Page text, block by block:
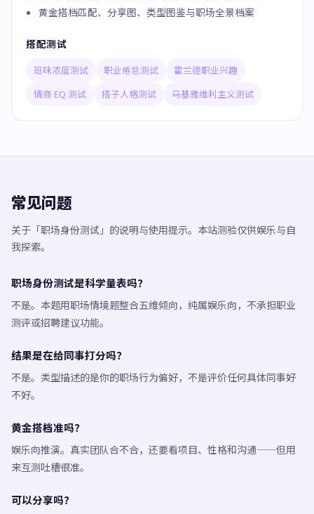
黄金搭档匹配、分享图、类型图鉴与职场全景档案
搭配测试
班味浓度测试 职业倦怠测试
霍兰德职业兴趣
情商 EQ 测试
搭子人格测试 马基雅维利主义测试
常见问题
关于「职场身份测试」的说明与使用提示。本站测验仅供娱乐与自
我探索。
职场身份测试是科学量表吗？
不是。本题用职场情境题整合五维倾向，纯属娱乐向，不承担职业
测评或招聘建议功能。
结果是在给同事打分吗？
不是。类型描述的是你的职场行为偏好，不是评价任何具体同事好
不好。
黄金搭档准吗？
娱乐向推演。真实团队合不合，还要看项目、性格和沟通——但用
来互测吐槽很准。
可以分享吗？